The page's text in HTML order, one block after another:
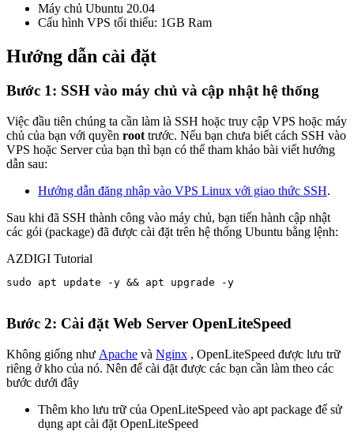
Máy chủ Ubuntu 20.04
Cấu hình VPS tối thiểu: 1GB Ram
Hướng dẫn cài đặt
Bước 1: SSH vào máy chủ và cập nhật hệ thống
Việc đầu tiên chúng ta cần làm là SSH hoặc truy cập VPS hoặc máy
chủ của bạn với quyền root trước. Nếu bạn chưa biết cách SSH vào
VPS hoặc Server của bạn thì bạn có thể tham khảo bài viết hướng
dẫn sau:
Hướng dẫn đăng nhập vào VPS Linux với giao thức SSH.
Sau khi đã SSH thành công vào máy chủ, bạn tiến hành cập nhật
các gói (package) đã được cài đặt trên hệ thống Ubuntu bằng lệnh:
AZDIGI Tutorial
sudo apt update -y && apt upgrade -y
Bước 2: Cài đặt Web Server OpenLiteSpeed
Không giống như Apache và Nginx , OpenLiteSpeed được lưu trữ
riêng ở kho của nó. Nên để cài đặt được các bạn cần làm theo các
bước dưới đây
Thêm kho lưu trữ của OpenLiteSpeed vào apt package để sử
dụng apt cài đặt OpenLiteSpeed